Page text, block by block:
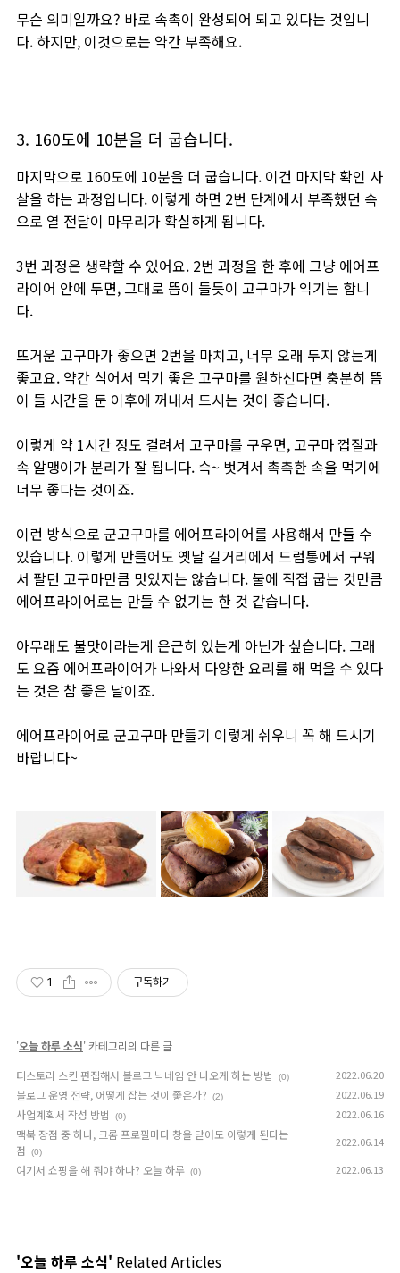
무슨 의미일까요? 바로 속촉이 완성되어 되고 있다는 것입니
다. 하지만, 이것으로는 약간 부족해요.
3. 160도에 10분을 더 굽습니다.
마지막으로 160도에 10분을 더 굽습니다. 이건 마지막 확인 사
살을 하는 과정입니다. 이렇게 하면 2번 단계에서 부족했던 속
으로 열 전달이 마무리가 확실하게 됩니다.
3번 과정은 생략할 수 있어요. 2번 과정을 한 후에 그냥 에어프
라이어 안에 두면, 그대로 뜸이 들듯이 고구마가 익기는 합니
다.
뜨거운 고구마가 좋으면 2번을 마치고, 너무 오래 두지 않는게
좋고요. 약간 식어서 먹기 좋은 고구마를 원하신다면 충분히 뜸
이 들 시간을 둔 이후에 꺼내서 드시는 것이 좋습니다.
이렇게 약 1시간 정도 걸려서 고구마를 구우면, 고구마 껍질과
속 알맹이가 분리가 잘 됩니다. 슥~ 벗겨서 촉촉한 속을 먹기에
너무 좋다는 것이죠.
이런 방식으로 군고구마를 에어프라이어를 사용해서 만들 수
있습니다. 이렇게 만들어도 옛날 길거리에서 드럼통에서 구워
서 팔던 고구마만큼 맛있지는 않습니다. 불에 직접 굽는 것만큼
에어프라이어로는 만들 수 없기는 한 것 같습니다.
아무래도 불맛이라는게 은근히 있는게 아닌가 싶습니다. 그래
도 요즘 에어프라이어가 나와서 다양한 요리를 해 먹을 수 있다
는 것은 참 좋은 날이죠.
에어프라이어로 군고구마 만들기 이렇게 쉬우니 꼭 해 드시기
바랍니다~
1 구독하기
'오늘 하루 소식' 카테고리의 다른 글
티스토리 스킨 편집해서 블로그 닉네임 안 나오게 하는 방법
(0) 2022.06.20
블로그 운영 전략, 어떻게 잡는 것이 좋은가? (2) 2022.06.19
사업계획서 작성 방법 (0) 2022.06.16
맥북 장점 중 하나, 크롬 프로필마다 창을 닫아도 이렇게 된다는
점
(0)
2022.06.14
여기서 쇼핑을 해 줘야 하나? 오늘 하루 (0) 2022.06.13
'오늘 하루 소식' Related Articles